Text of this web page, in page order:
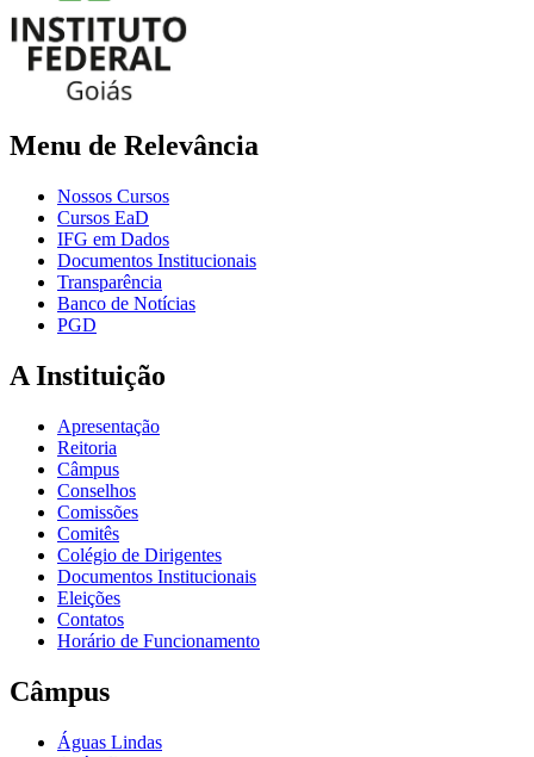
Menu de Relevância
Nossos Cursos
Cursos EaD
IFG em Dados
Documentos Institucionais
Transparência
Banco de Notícias
PGD
A Instituição
Apresentação
Reitoria
Câmpus
Conselhos
Comissões
Comitês
Colégio de Dirigentes
Documentos Institucionais
Eleições
Contatos
Horário de Funcionamento
Câmpus
Águas Lindas